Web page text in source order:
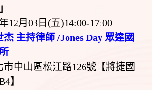
12月03日(五)14:00-17:00
杰 主持律師 /Jones Day 眾達國
市中山區松江路126號【將捷國
】